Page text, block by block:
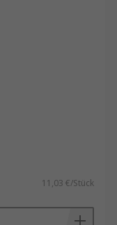
11,03 €/Stück